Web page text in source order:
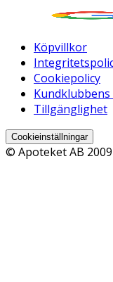
Köpvillkor
Cookiepolicy
Tillgänglighet
Cookieinställningar
© Apoteket AB